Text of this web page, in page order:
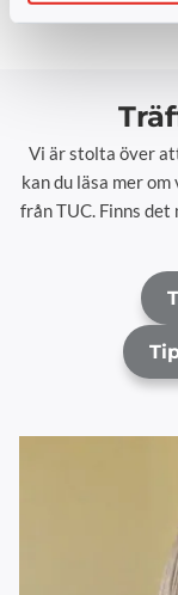
Vi är stolta över
kan du läsa mer
från TUC. Finns det